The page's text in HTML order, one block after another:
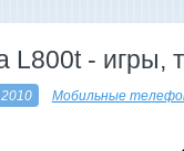
L800t - игры,
Мобильные